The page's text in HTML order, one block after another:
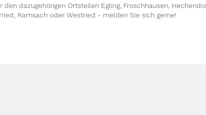
dazugehörigen Ortsteilen Egling, Froschhausen,
Ramsach oder Westried - melden Sie sich gerne!